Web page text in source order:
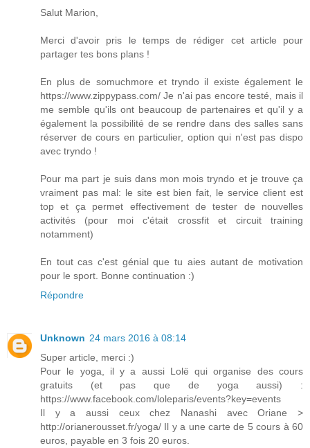
Salut Marion,
Merci d'avoir pris le temps de rédiger cet article pour
partager tes bons plans !
En plus de somuchmore et tryndo il existe également le
https://www.zippypass.com/ Je n'ai pas encore testé, mais il
me semble qu'ils ont beaucoup de partenaires et qu'il y a
également la possibilité de se rendre dans des salles sans
réserver de cours en particulier, option qui n'est pas dispo
avec tryndo !
Pour ma part je suis dans mon mois tryndo et je trouve ça
vraiment pas mal: le site est bien fait, le service client est
top et ça permet effectivement de tester de nouvelles
activités (pour moi c'était crossfit et circuit training
notamment)
En tout cas c'est génial que tu aies autant de motivation
pour le sport. Bonne continuation :)
Répondre
Unknown 24 mars 2016 à 08:14
Super article, merci :)
Pour le yoga, il y a aussi Lolë qui organise des cours
gratuits (et pas que de yoga aussi) :
https://www.facebook.com/loleparis/events?key=events
Il y a aussi ceux chez Nanashi avec Oriane >
http://orianerousset.fr/yoga/ Il y a une carte de 5 cours à 60
euros, payable en 3 fois 20 euros.